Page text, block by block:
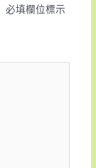
必填欄位標示